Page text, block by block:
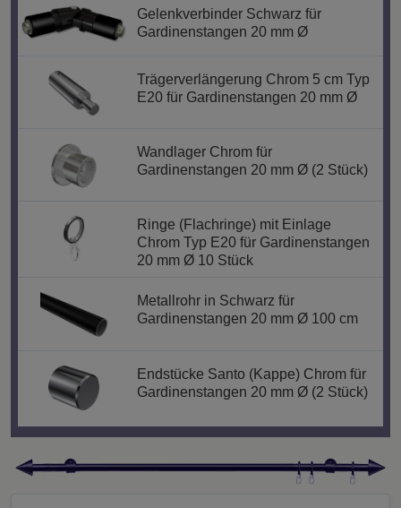
Gelenkverbinder Schwarz für
Gardinenstangen 20 mm Ø
Trägerverlängerung Chrom 5 cm Typ
E20 für Gardinenstangen 20 mm Ø
Wandlager Chrom für
Gardinenstangen 20 mm Ø (2 Stück)
Ringe (Flachringe) mit Einlage
Chrom Typ E20 für Gardinenstangen
20 mm Ø 10 Stück
Metallrohr in Schwarz für
Gardinenstangen 20 mm Ø 100 cm
Endstücke Santo (Kappe) Chrom für
Gardinenstangen 20 mm Ø (2 Stück)